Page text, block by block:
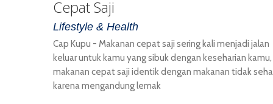
Cepat Saji
Lifestyle & Health
Cap Kupu - Makanan cepat saji sering kali menjadi jalan
keluar untuk kamu yang sibuk dengan keseharian kamu,
makanan cepat saji identik dengan makanan tidak
karena mengandung lemak